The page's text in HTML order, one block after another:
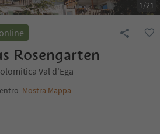
1/21
Rosengarten
Val d'Ega
Mostra Mappa